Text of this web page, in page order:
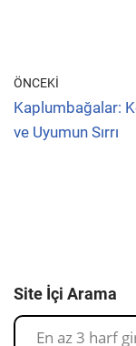
ÖNCEKI
Kaplumbağalar:
ve Uyumun Sırrı
Site İçi Arama